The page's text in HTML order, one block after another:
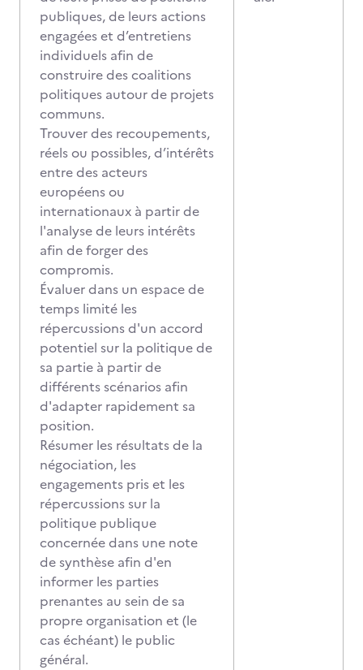
publiques, de leurs actions
engagées et d’entretiens
individuels afin de
construire des coalitions
politiques autour de projets
communs.
Trouver des recoupements,
réels ou possibles, d’intérêts
entre des acteurs
européens ou
internationaux à partir de
l'analyse de leurs intérêts
afin de forger des
compromis.
Évaluer dans un espace de
temps limité les
répercussions d'un accord
potentiel sur la politique de
sa partie à partir de
différents scénarios afin
d'adapter rapidement sa
position.
Résumer les résultats de la
négociation, les
engagements pris et les
répercussions sur la
politique publique
concernée dans une note
de synthèse afin d'en
informer les parties
prenantes au sein de sa
propre organisation et (le
cas échéant) le public
général.